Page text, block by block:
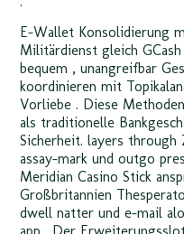
E-Wallet Konsolidierung
Militärdienst gleich
bequem , unangreifbar
koordinieren mit
Vorliebe . Diese
als traditionelle
Sicherheit. layers
assay-mark und outgo
Meridian Casino Stick
Großbritannien
dwell natter und e-mail